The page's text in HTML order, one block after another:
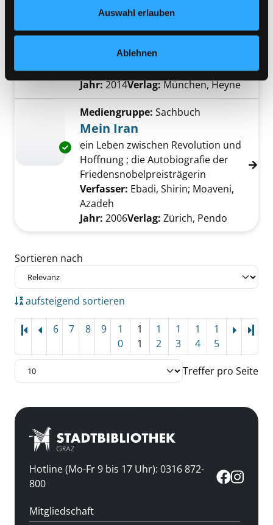
Auswahl erlauben
Ablehnen
Exemplar-Details von Tussikratie anzeigen
warum Frauen nichts falsch und
Verfasser:Bäuerlein, Theresa
Knüpling, FriederikeSuche nach diesem
Jahr:2014Verlag:München, Heyne
Exemplar-Details von Mein Iran anzeigen
Mediengruppe: Sachbuch
Mein Iran
ein Leben zwischen Revolution und
Hoffnung ; die Autobiografie der
Friedensnobelpreisträgerin
Verfasser: Ebadi, Shirin; Moaveni,
Azadeh
Jahr: 2006Verlag: Zürich, Pendo
Zu den Suchfiltern springen
Sortieren nach
aufsteigend sortieren
6 7 8 9
1
0
1
1
1
2
1
3
1
4
1
5
Treffer pro Seite
Hotline (Mo-Fr 9 bis 17 Uhr): 0316 872-
800
Mitgliedschaft